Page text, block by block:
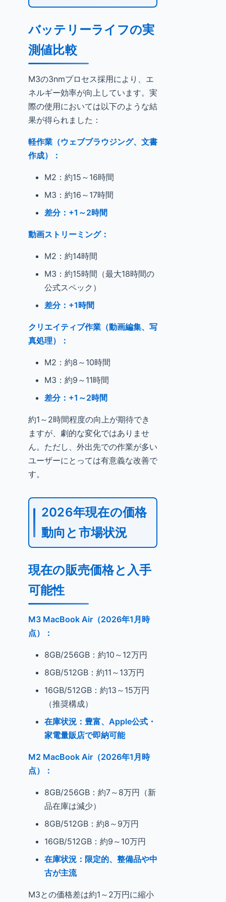
バッテリーライフの実
測値比較
M3の3nmプロセス採用により、エ
ネルギー効率が向上しています。実
際の使用においては以下のような結
果が得られました：
軽作業（ウェブブラウジング、文書
作成）：
M2：約15～16時間
M3：約16～17時間
差分：+1～2時間
動画ストリーミング：
M2：約14時間
M3：約15時間（最大18時間の
公式スペック）
差分：+1時間
クリエイティブ作業（動画編集、写
真処理）：
M2：約8～10時間
M3：約9～11時間
差分：+1～2時間
約1～2時間程度の向上が期待でき
ますが、劇的な変化ではありませ
ん。ただし、外出先での作業が多い
ユーザーにとっては有意義な改善で
す。
2026年現在の価格
動向と市場状況
現在の販売価格と入手
可能性
M3 MacBook Air（2026年1月時
点）：
8GB/256GB：約10～12万円
8GB/512GB：約11～13万円
16GB/512GB：約13～15万円
（推奨構成）
在庫状況：豊富、Apple公式・
家電量販店で即納可能
M2 MacBook Air（2026年1月時
点）：
8GB/256GB：約7～8万円（新
品在庫は減少）
8GB/512GB：約8～9万円
16GB/512GB：約9～10万円
在庫状況：限定的、整備品や中
古が主流
M3との価格差は約1～2万円に縮小